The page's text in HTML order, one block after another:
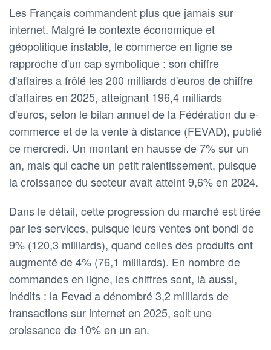
Les Français commandent plus que jamais sur
internet. Malgré le contexte économique et
géopolitique instable, le commerce en ligne se
rapproche d'un cap symbolique : son chiffre
d'affaires a frôlé les 200 milliards d'euros de chiffre
d'affaires en 2025, atteignant 196,4 milliards
d'euros, selon le bilan annuel de la Fédération du e-
commerce et de la vente à distance (FEVAD), publié
ce mercredi. Un montant en hausse de 7% sur un
an, mais qui cache un petit ralentissement, puisque
la croissance du secteur avait atteint 9,6% en 2024.
Dans le détail, cette progression du marché est tirée
par les services, puisque leurs ventes ont bondi de
9% (120,3 milliards), quand celles des produits ont
augmenté de 4% (76,1 milliards). En nombre de
commandes en ligne, les chiffres sont, là aussi,
inédits : la Fevad a dénombré 3,2 milliards de
transactions sur internet en 2025, soit une
croissance de 10% en un an.